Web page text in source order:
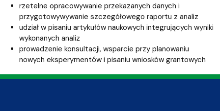
rzetelne opracowywanie przekazanych danych i
przygotowywywanie szczegółowego raportu z analiz
udział w pisaniu artykułów naukowych integrujących wyniki
wykonanych analiz
prowadzenie konsultacji, wsparcie przy planowaniu
nowych eksperymentów i pisaniu wniosków grantowych